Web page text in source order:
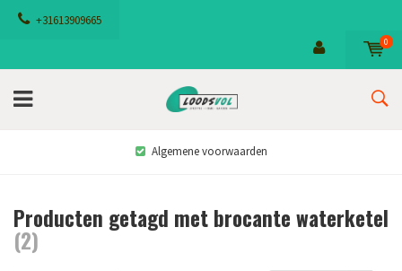
+31613909665
0
Algemene voorwaarden
Producten getagd met brocante waterketel
(2)